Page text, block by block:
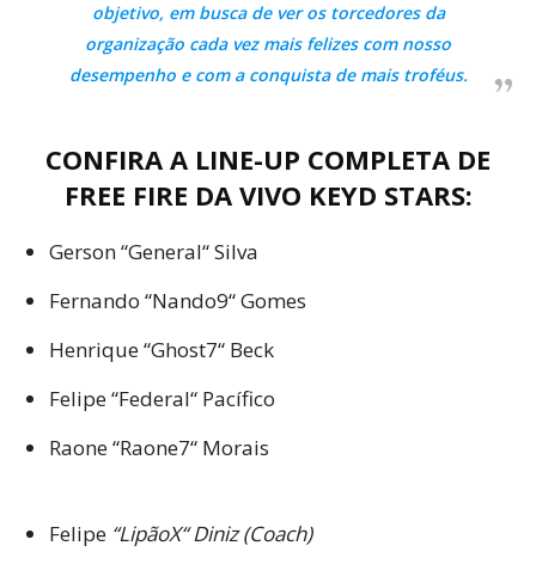
objetivo, em busca de ver os torcedores da
organização cada vez mais felizes com nosso
desempenho e com a conquista de mais troféus.
CONFIRA A LINE-UP COMPLETA DE
FREE FIRE DA VIVO KEYD STARS:
Gerson “General“ Silva
Fernando “Nando9“ Gomes
Henrique “Ghost7“ Beck
Felipe “Federal“ Pacífico
Raone “Raone7“ Morais
Felipe “LipãoX“ Diniz (Coach)